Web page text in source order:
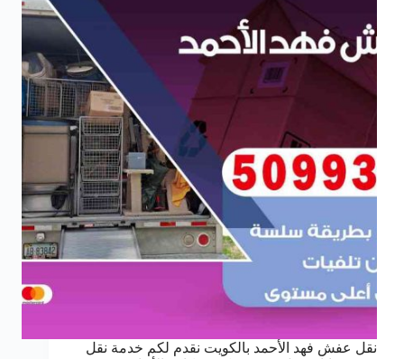
نقل عفش فهد الأحمد بالكويت نقدم لكم خدمة نقل